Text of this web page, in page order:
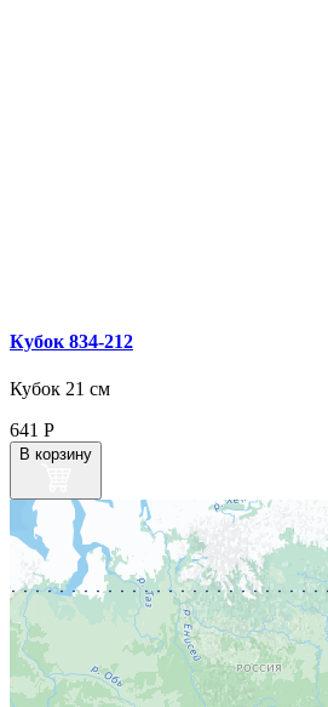
Кубок 834‑212
Кубок 21 см
641 Р
В корзину